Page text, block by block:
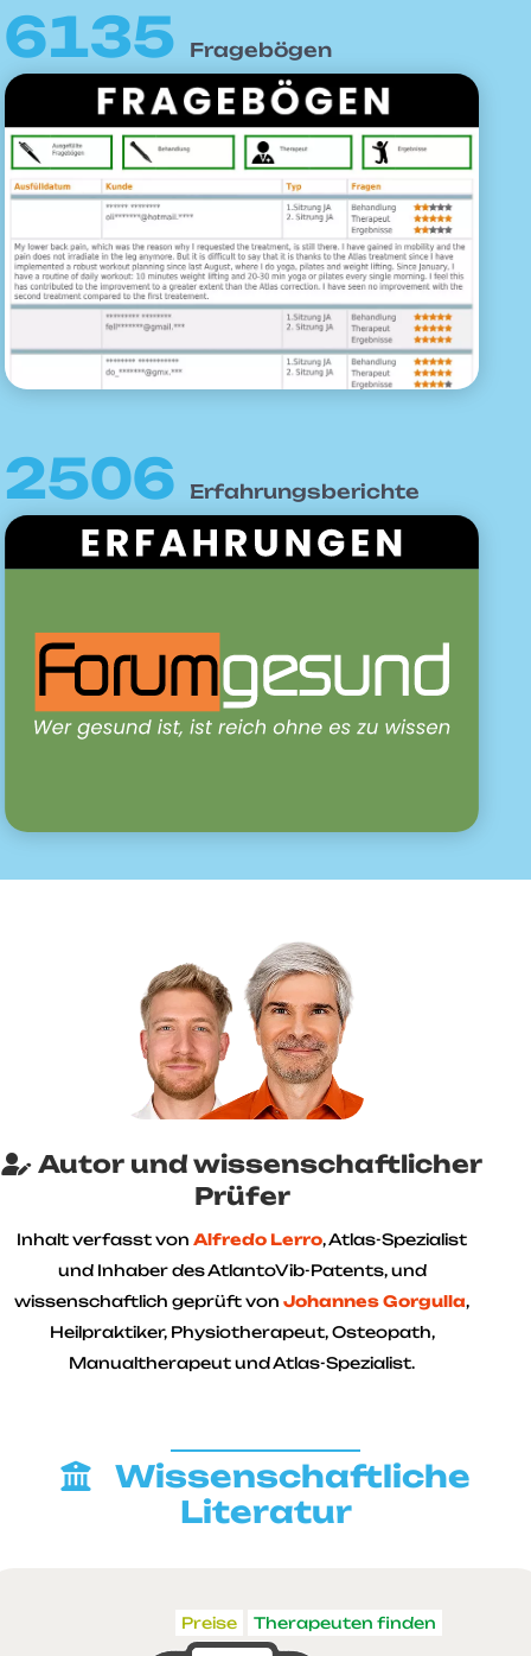
6135 Fragebögen
2506 Erfahrungsberichte
Autor und wissenschaftlicher
Prüfer
Inhalt verfasst von Alfredo Lerro, Atlas-Spezialist
und Inhaber des AtlantoVib-Patents, und
wissenschaftlich geprüft von Johannes Gorgulla,
Heilpraktiker, Physiotherapeut, Osteopath,
Manualtherapeut und Atlas-Spezialist.
Wissenschaftliche
Literatur
Preise Therapeuten finden